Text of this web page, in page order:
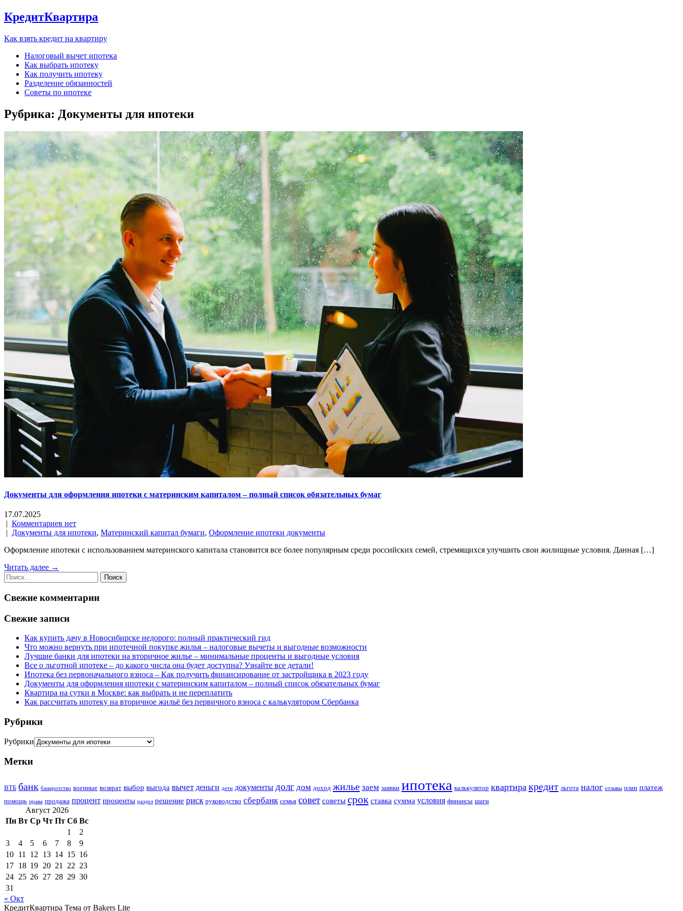
КредитКвартира
Как взять кредит на квартиру
Налоговый вычет ипотека
Как выбрать ипотеку
Как получить ипотеку
Разделение обязанностей
Советы по ипотеке
Рубрика: Документы для ипотеки
Документы для оформления ипотеки с материнским капиталом – полный список обязательных бумаг
17.07.2025
| Комментариев нет
| Документы для ипотеки, Материнский капитал бумаги, Оформление ипотеки документы
Оформление ипотеки с использованием материнского капитала становится все более популярным среди российских семей, стремящихся улучшить свои жилищные условия. Данная […]
Читать далее →
Свежие комментарии
Свежие записи
Как купить дачу в Новосибирске недорого: полный практический гид
Что можно вернуть при ипотечной покупке жилья – налоговые вычеты и выгодные возможности
Лучшие банки для ипотеки на вторичное жилье – минимальные проценты и выгодные условия
Все о льготной ипотеке – до какого числа она будет доступна? Узнайте все детали!
Ипотека без первоначального взноса – Как получить финансирование от застройщика в 2023 году
Документы для оформления ипотеки с материнским капиталом – полный список обязательных бумаг
Квартира на сутки в Москве: как выбрать и не переплатить
Как рассчитать ипотеку на вторичное жильё без первичного взноса с калькулятором Сбербанка
Рубрики
Рубрики
Метки
ВТБ банк банкротство военные возврат выбор выгода вычет деньги дети документы долг дом доход жилье заем заявки ипотека калькулятор квартира кредит льгота налог отзывы план платеж
помощь права продажа процент проценты раздел решение риск руководство сбербанк семья совет советы срок ставка сумма условия финансы шаги
Август 2026
Пн Вт Ср Чт Пт Сб Вс
1
2
3
4 5 6 7 8
9
10 11 12 13 14 15 16
17 18 19 20 21 22 23
24 25 26 27 28 29 30
31
« Окт
КредитКвартира Тема от Bakers Lite